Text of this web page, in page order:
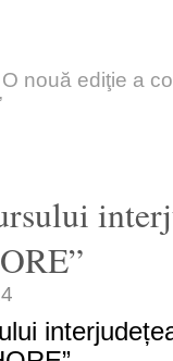
nouă ediţie a